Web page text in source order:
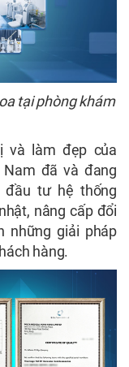
tại phòng khám
và làm đẹp của
Nam đã và đang
đầu tư hệ thống
nâng cấp đổi
những giải pháp
hàng.